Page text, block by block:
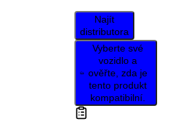
Najít
distributora
Vyberte své
vozidlo a
ověřte, zda je
tento produkt
kompatibilní.